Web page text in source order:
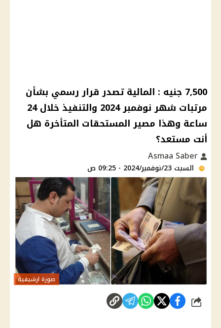
7,500 جنيه : المالية تصدر قرار رسمي بشأن
مرتبات شهر نوفمبر 2024 والتنفيذ خلال 24
ساعة وهذا مصير المستحقات المتأخرة هل
أنت مستعد؟
السبت 23/نوفمبر/2024 - 09:25 ص
صورة ارشيفية
شارك